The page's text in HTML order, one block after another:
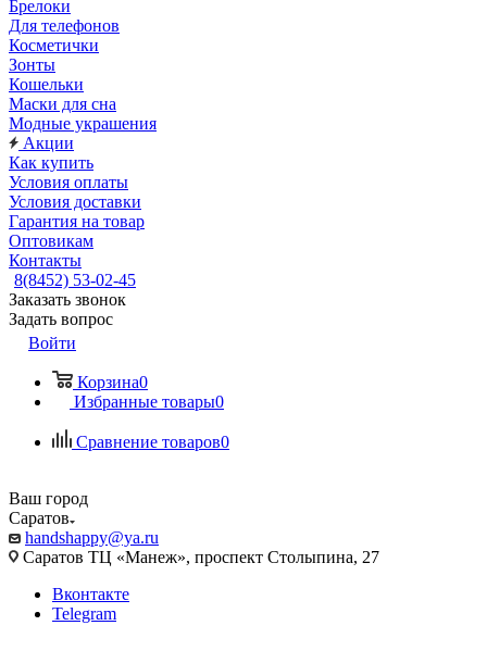
Брелоки
Для телефонов
Косметички
Зонты
Кошельки
Маски для сна
Модные украшения
Акции
Как купить
Условия оплаты
Условия доставки
Гарантия на товар
Оптовикам
Контакты
8(8452) 53-02-45
Заказать звонок
Задать вопрос
Войти
Корзина0
Избранные товары0
Сравнение товаров0
Ваш город
Саратов
handshappy@ya.ru
Саратов ТЦ «Манеж», проспект Столыпина, 27
Вконтакте
Telegram